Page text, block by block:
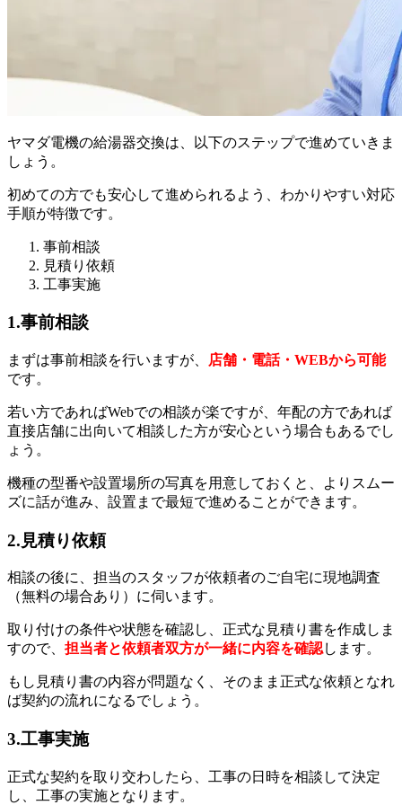
ヤマダ電機の給湯器交換は、以下のステップで進めていきま
しょう。
初めての方でも安心して進められるよう、わかりやすい対応
手順が特徴です。
事前相談
見積り依頼
工事実施
1.事前相談
まずは事前相談を行いますが、
店舗・電話・WEBから可能
です。
若い方であればWebでの相談が楽ですが、年配の方であれば
直接店舗に出向いて相談した方が安心という場合もあるでし
ょう。
機種の型番や設置場所の写真を用意しておくと、よりスムー
ズに話が進み、設置まで最短で進めることができます。
2.見積り依頼
相談の後に、担当のスタッフが依頼者のご自宅に現地調査
（無料の場合あり）に伺います。
取り付けの条件や状態を確認し、正式な見積り書を作成しま
すので、 担当者と依頼者双方が一緒に内容を確認します。
もし見積り書の内容が問題なく、そのまま正式な依頼となれ
ば契約の流れになるでしょう。
3.工事実施
正式な契約を取り交わしたら、工事の日時を相談して決定
し、工事の実施となります。